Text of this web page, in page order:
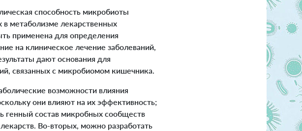
способность микробиоты
метаболизме лекарственных
применена для определения
на клиническое лечение заболеваний,
дают основания для
связанных с микробиомом кишечника.
возможности влияния
они влияют на их эффективность;
генный состав микробных сообществ
Во-вторых, можно разработать